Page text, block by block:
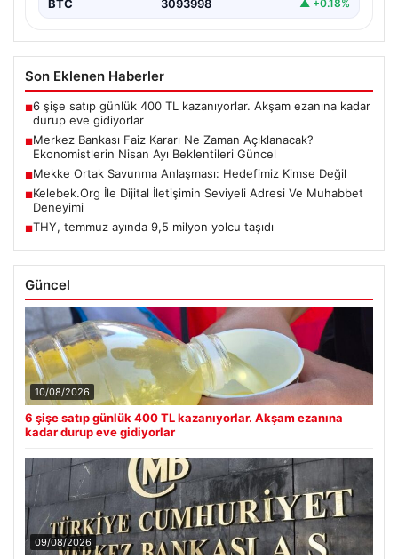
BTC 3093998 ▲ +0.18%
Son Eklenen Haberler
■6 şişe satıp günlük 400 TL kazanıyorlar. Akşam ezanına kadar
durup eve gidiyorlar
■Merkez Bankası Faiz Kararı Ne Zaman Açıklanacak?
Ekonomistlerin Nisan Ayı Beklentileri Güncel
■Mekke Ortak Savunma Anlaşması: Hedefimiz Kimse Değil
■Kelebek.Org İle Dijital İletişimin Seviyeli Adresi Ve Muhabbet
Deneyimi
■THY, temmuz ayında 9,5 milyon yolcu taşıdı
Güncel
10/08/2026
6 şişe satıp günlük 400 TL kazanıyorlar. Akşam ezanına
kadar durup eve gidiyorlar
09/08/2026